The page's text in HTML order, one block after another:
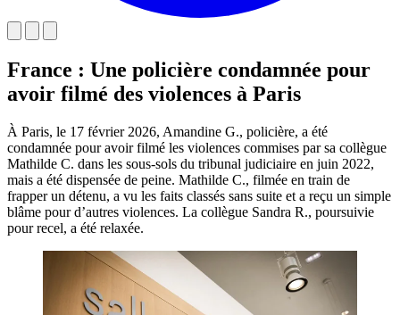
France : Une policière condamnée pour
avoir filmé des violences à Paris
À Paris, le 17 février 2026, Amandine G., policière, a été
condamnée pour avoir filmé les violences commises par sa collègue
Mathilde C. dans les sous-sols du tribunal judiciaire en juin 2022,
mais a été dispensée de peine. Mathilde C., filmée en train de
frapper un détenu, a vu les faits classés sans suite et a reçu un simple
blâme pour d’autres violences. La collègue Sandra R., poursuivie
pour recel, a été relaxée.